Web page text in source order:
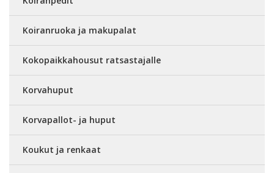
Koiranruoka ja makupalat
Kokopaikkahousut ratsastajalle
Korvahuput
Korvapallot- ja huput
Koukut ja renkaat